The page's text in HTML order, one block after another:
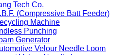
Tech Co.
(Compressive Batt Feeder)
Machine
Punching
Generator
Velour Needle Loom